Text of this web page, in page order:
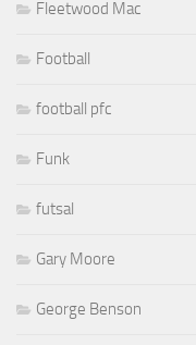
Fleetwood Mac
Football
football pfc
Funk
futsal
Gary Moore
George Benson